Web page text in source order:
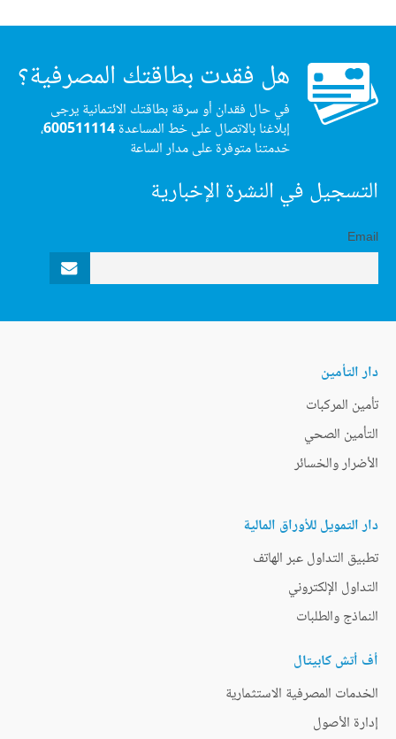
هل فقدت بطاقتك المصرفية؟
في حال فقدان أو سرقة بطاقتك الائتمانية يرجى
إبلاغنا بالاتصال على خط المساعدة600511114،
خدمتنا متوفرة على مدار الساعة
التسجيل في النشرة الإخبارية
Email
دار التأمين
تأمين المركبات
التأمين الصحي
الأضرار والخسائر
دار التمويل للأوراق المالية
تطبيق التداول عبر الهاتف
التداول الإلكتروني
النماذج والطلبات
أف أتش كابيتال
الخدمات المصرفية الاستثمارية
إدارة الأصول